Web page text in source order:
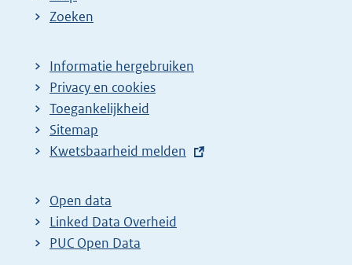
Zoeken
Informatie hergebruiken
Privacy en cookies
Toegankelijkheid
Sitemap
E
t
e
r
Kwetsbaarheid melden
Open data
Linked Data Overheid
PUC Open Data